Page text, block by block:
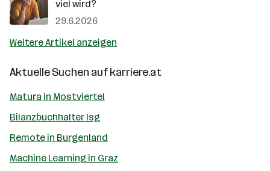
viel wird?
29.6.2026
Weitere Artikel anzeigen
Aktuelle Suchen aufkarriere.at
Matura in Mostviertel
Bilanzbuchhalter Isg
Remote in Burgenland
Machine Learning in Graz